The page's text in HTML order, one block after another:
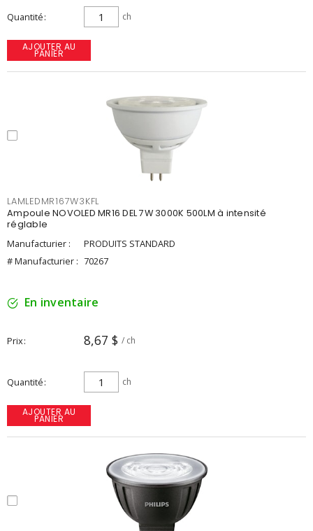
Quantité ch
AJOUTER AU
PANIER
LAMLEDMR167W3KFL
Ampoule NOVOLED MR16 DEL 7W 3000K 500LM à intensité
réglable
Manufacturier :
PRODUITS STANDARD
# Manufacturier : 70267
En inventaire
Prix 8,67 $ / ch
Quantité ch
AJOUTER AU
PANIER